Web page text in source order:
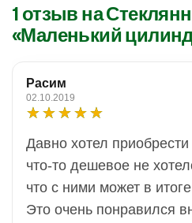
1 отзыв на
«Маленький
Расим
02.10.2019
Давно хотел
что-то дешевое не
что с ними может в
Это очень понравился